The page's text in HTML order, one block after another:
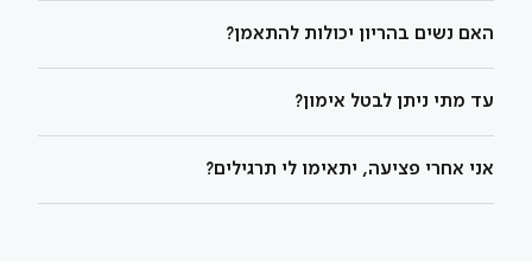
האם נשים בהריון יכולות להתאמן?
עד מתי ניתן לבטל אימון?
אני אחרי פציעה, יתאימו לי תרגילים?